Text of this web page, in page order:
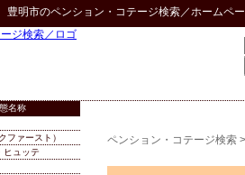
豊明市のペンション・コテージ検索／ホームペ
ペンション・コテージ検索
名称
ファースト）
ヒュッテ